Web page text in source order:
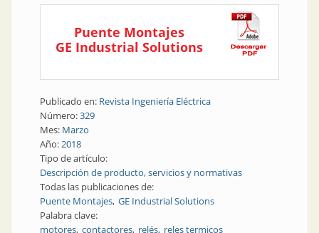
Puente Montajes
GE Industrial Solutions
Publicado en: Revista Ingeniería Eléctrica
Número:329
Mes: Marzo
Año:2018
Tipo de artículo:
Descripción de producto, servicios y normativas
Todas las publicaciones de:
Puente Montajes GE Industrial Solutions
Palabra clave:
motores contactores relés reles termicos